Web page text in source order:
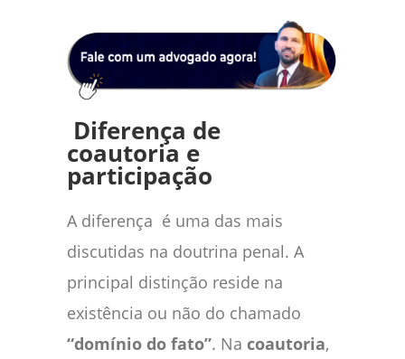
Diferença de
coautoria e
participação
A diferença é uma das mais
discutidas na doutrina penal. A
principal distinção reside na
existência ou não do chamado
“domínio do fato”. Na coautoria,